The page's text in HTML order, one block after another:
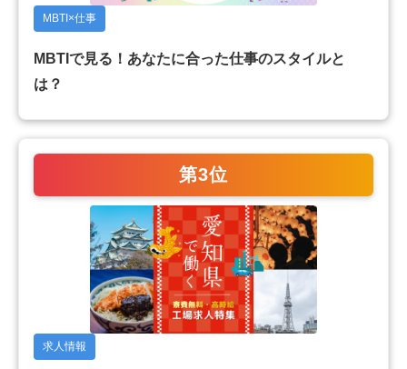
MBTI×仕事
MBTIで見る！あなたに合った仕事のスタイルと
は？
第3位
求人情報